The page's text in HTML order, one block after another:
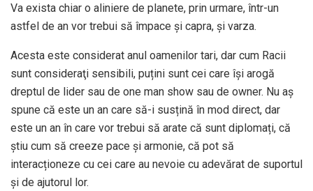
Va exista chiar o aliniere de planete, prin urmare, într-un
astfel de an vor trebui să împace și capra, și varza.
Acesta este considerat anul oamenilor tari, dar cum Racii
sunt consideraţi sensibili, puțini sunt cei care își arogă
dreptul de lider sau de one man show sau de owner. Nu aș
spune că este un an care să-i susțină în mod direct, dar
este un an în care vor trebui să arate că sunt diplomați, că
știu cum să creeze pace și armonie, că pot să
interacționeze cu cei care au nevoie cu adevărat de suportul
și de ajutorul lor.